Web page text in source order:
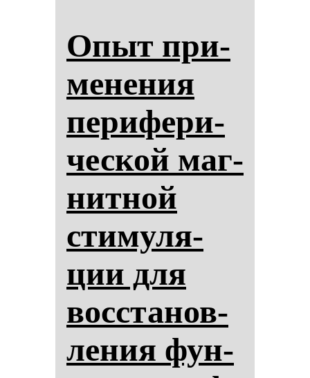
Опыт при­
ме­не­ния
пе­ри­фе­ри­
чес­кой маг­
нит­ной
сти­му­ля­
ции для
вос­ста­нов­
ле­ния фун­